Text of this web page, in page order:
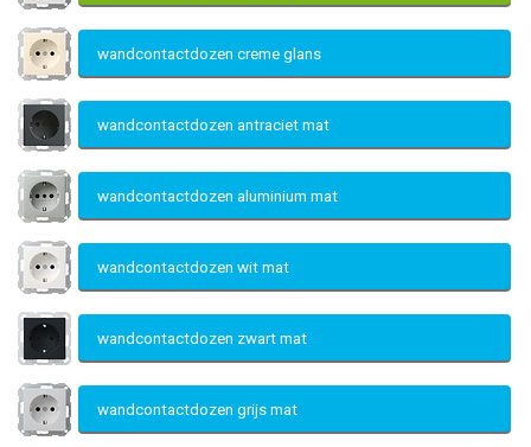
wandcontactdozen creme glans
wandcontactdozen antraciet mat
wandcontactdozen aluminium mat
wandcontactdozen wit mat
wandcontactdozen zwart mat
wandcontactdozen grijs mat